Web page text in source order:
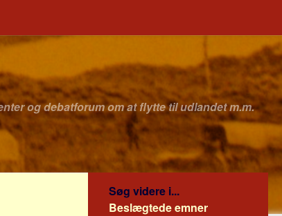
og debatforum om at flytte til udlandet m.m.
Søg videre i...
Beslægtede emner